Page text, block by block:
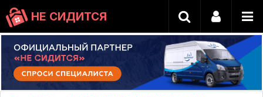
НЕ СИДИТСЯ